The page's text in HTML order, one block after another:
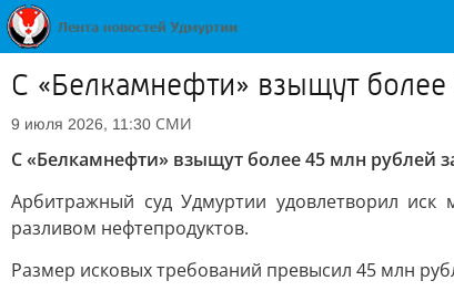
С «Белкамнефти» взыщут
9 июля 2026, 11:30 СМИ
С «Белкамнефти» взыщут более 45 млн рублей
Арбитражный суд Удмуртии удовлетворил иск
разливом нефтепродуктов.
Размер исковых требований превысил 45 млн